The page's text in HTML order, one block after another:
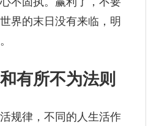
界的末日没有来临，明
有所不为法则
规律，不同的人生活作